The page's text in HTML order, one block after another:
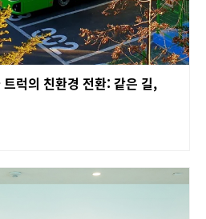
럭의 친환경 전환: 같은 길,